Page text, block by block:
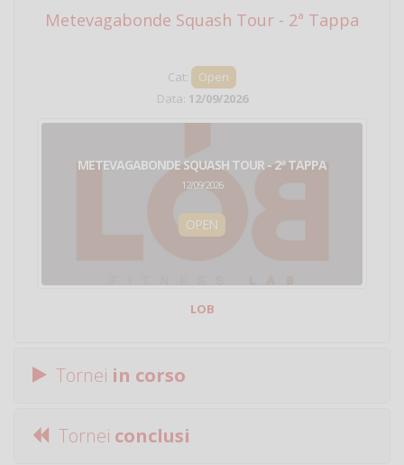
Metevagabonde Squash Tour - 2ª Tappa
Cat:
Open
Data: 12/09/2026
METEVAGABONDE SQUASH TOUR - 2ª TAPPA
12/09/2026
OPEN
LOB
Tornei in corso
Tornei conclusi